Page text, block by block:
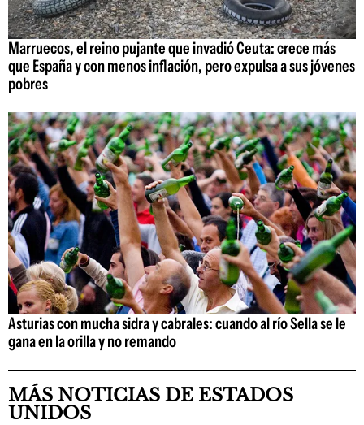
Marruecos, el reino pujante que invadió Ceuta: crece más
que España y con menos inflación, pero expulsa a sus jóvenes
pobres
Asturias con mucha sidra y cabrales: cuando al río Sella se le
gana en la orilla y no remando
MÁS NOTICIAS DE ESTADOS
UNIDOS